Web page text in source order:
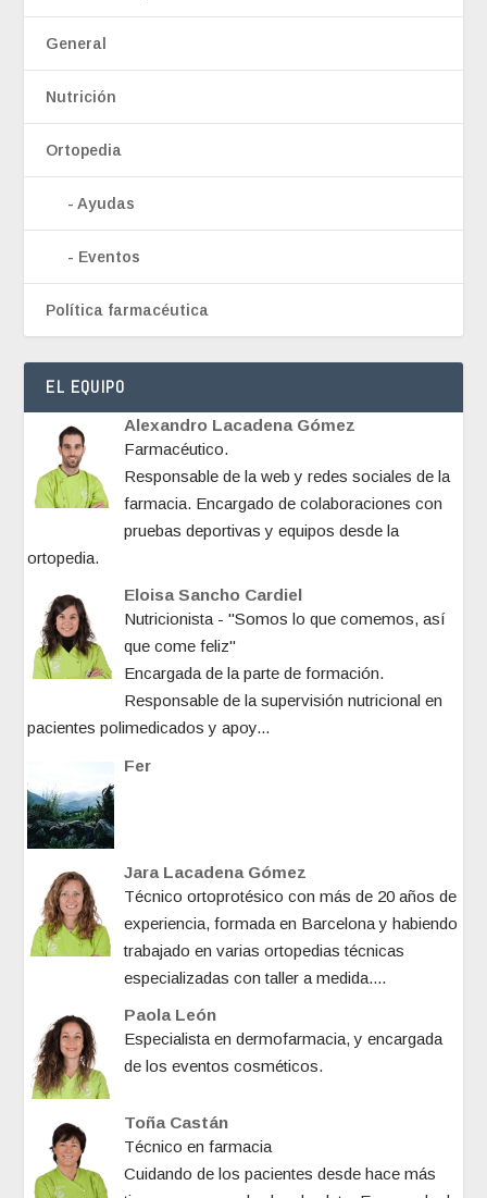
General
Nutrición
Ortopedia
Ayudas
Eventos
Política farmacéutica
EL EQUIPO
Alexandro Lacadena Gómez
Farmacéutico.
Responsable de la web y redes sociales de la
farmacia. Encargado de colaboraciones con
pruebas deportivas y equipos desde la
ortopedia.
Eloisa Sancho Cardiel
Nutricionista - "Somos lo que comemos, así
que come feliz"
Encargada de la parte de formación.
Responsable de la supervisión nutricional en
pacientes polimedicados y apoy...
Fer
Jara Lacadena Gómez
Técnico ortoprotésico con más de 20 años de
experiencia, formada en Barcelona y habiendo
trabajado en varias ortopedias técnicas
especializadas con taller a medida....
Paola León
Especialista en dermofarmacia, y encargada
de los eventos cosméticos.
Toña Castán
Técnico en farmacia
Cuidando de los pacientes desde hace más